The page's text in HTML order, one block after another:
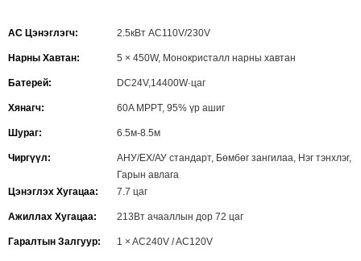
AC Цэнэглэгч: 2.5кВт AC110V/230V
Нарны Хавтан: 5 × 450W, Монокристалл нарны хавтан
Батерей: DC24V,14400W·цаг
Хянагч: 60A MPPT, 95% үр ашиг
Шураг: 6.5м-8.5м
Чиргүүл:
АНУ/ЕХ/АУ стандарт, Бөмбөг зангилаа, Нэг тэнхлэг,
Гарын авлага
Цэнэглэх Хугацаа:
7.7 цаг
Ажиллах Хугацаа: 213Вт ачааллын дор 72 цаг
Гаралтын Залгуур: 1 × AC240V / AC120V